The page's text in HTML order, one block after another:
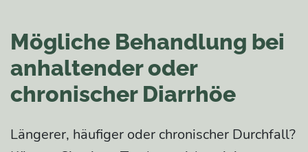
Mögliche Behandlung bei
anhaltender oder
chronischer Diarrhöe
Längerer, häufiger oder chronischer Durchfall?